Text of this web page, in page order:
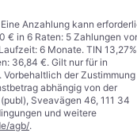
Anzahlung kann
€ in 6 Raten: 5 Zahlungen
6 Monate. TIN 13,27%
36,84 €. Gilt nur für in
Vorbehaltlich der Zustimmung
abhängig von der
Sveavägen 46, 111 34
und weitere
agb/.